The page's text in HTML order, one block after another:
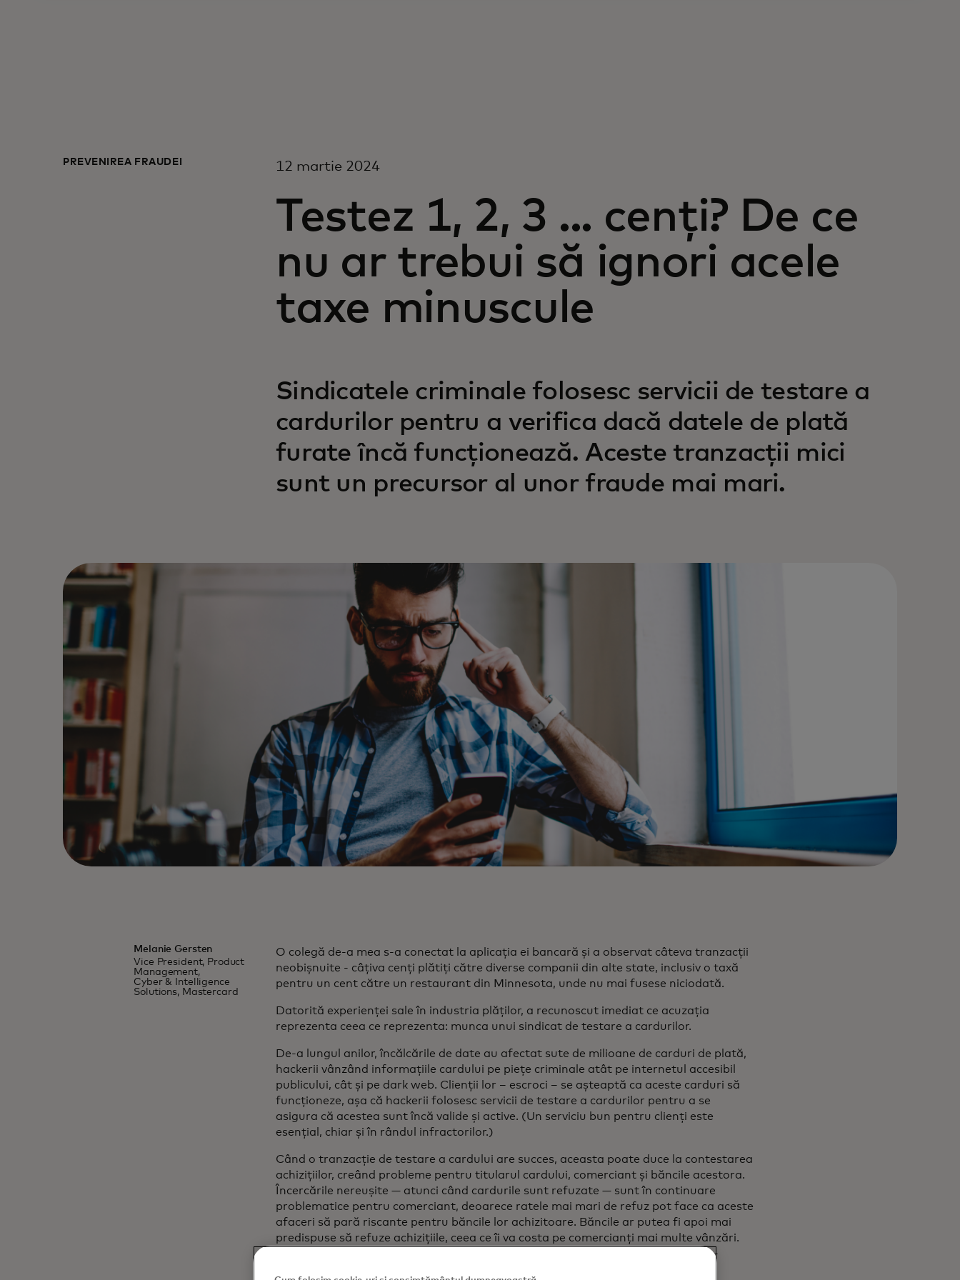
PREVENIREA FRAUDEI 12 martie 2024
Testez 1, 2, 3 ... cenți? De ce
nu ar trebui să ignori acele
taxe minuscule
Sindicatele criminale folosesc servicii de testare a
cardurilor pentru a verifica dacă datele de plată
furate încă funcționează. Aceste tranzacții mici
sunt un precursor al unor fraude mai mari.
Melanie Gersten
Vice President, Product
Management,
Cyber & Intelligence
Solutions, Mastercard
O colegă de-a mea s-a conectat la aplicația ei bancară și a observat câteva tranzacții
neobișnuite - câțiva cenți plătiți către diverse companii din alte state, inclusiv o taxă
pentru un cent către un restaurant din Minnesota, unde nu mai fusese niciodată.
Datorită experienței sale în industria plăților, a recunoscut imediat ce acuzația
reprezenta ceea ce reprezenta: munca unui sindicat de testare a cardurilor.
De-a lungul anilor, încălcările de date au afectat sute de milioane de carduri de plată,
hackerii vânzând informațiile cardului pe piețe criminale atât pe internetul accesibil
publicului, cât și pe dark web. Clienții lor – escroci – se așteaptă ca aceste carduri să
funcționeze, așa că hackerii folosesc servicii de testare a cardurilor pentru a se
asigura că acestea sunt încă valide și active. (Un serviciu bun pentru clienți este
esențial, chiar și în rândul infractorilor.)
Când o tranzacție de testare a cardului are succes, aceasta poate duce la contestarea
achizițiilor, creând probleme pentru titularul cardului, comerciant și băncile acestora.
Încercările nereușite — atunci când cardurile sunt refuzate — sunt în continuare
problematice pentru comerciant, deoarece ratele mai mari de refuz pot face ca aceste
afaceri să pară riscante pentru băncile lor achizitoare. Băncile ar putea fi apoi mai
predispuse să refuze achizițiile, ceea ce îi va costa pe comercianți mai multe vânzări.
este precursorul fraudei propriu-zise -